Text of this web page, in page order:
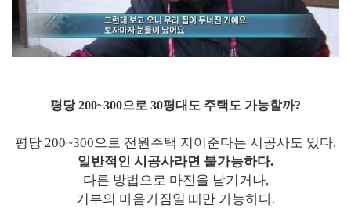
평당 200~300으로 30평대도 주택도 가능할까?
평당 200~300으로 전원주택 지어준다는 시공사도 있다.
일반적인 시공사라면 불가능하다.
다른 방법으로 마진을 남기거나,
기부의 마음가짐일 때만 가능하다.